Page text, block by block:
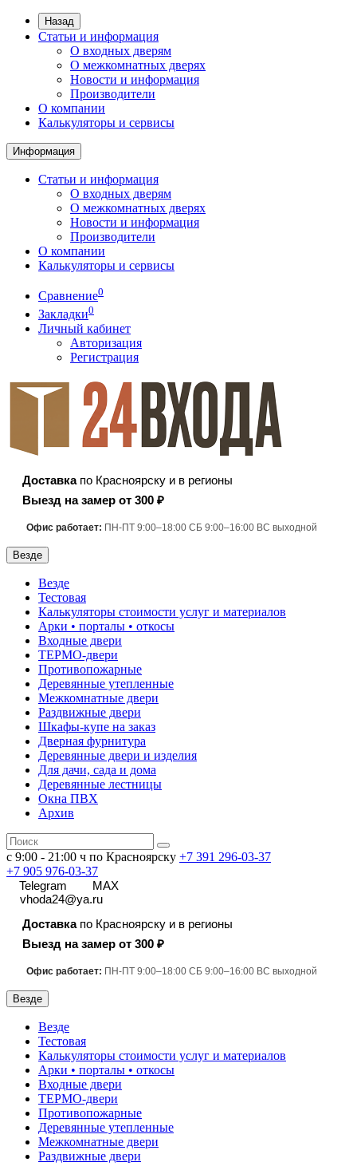
Назад
Статьи и информация
О входных дверям
О межкомнатных дверях
Новости и информация
Производители
О компании
Калькуляторы и сервисы
Информация
Статьи и информация
О входных дверям
О межкомнатных дверях
Новости и информация
Производители
О компании
Калькуляторы и сервисы
Сравнение0
Закладки0
Личный кабинет
Авторизация
Регистрация
Доставкапо Красноярску и в регионы
Выезд на замер от 300 ₽
Офис работает: ПН-ПТ 9:00–18:00 СБ 9:00–16:00 ВС выходной
Везде
Везде
Тестовая
Калькуляторы стоимости услуг и материалов
Арки • порталы • откосы
Входные двери
ТЕРМО-двери
Противопожарные
Деревянные утепленные
Межкомнатные двери
Раздвижные двери
Шкафы-купе на заказ
Дверная фурнитура
Деревянные двери и изделия
Для дачи, сада и дома
Деревянные лестницы
Окна ПВХ
Архив
с 9:00 - 21:00 ч по Красноярску +7 391 296-03-37
+7 905 976-03-37
Telegram
MAX
vhoda24@ya.ru
Доставкапо Красноярску и в регионы
Выезд на замер от 300 ₽
Офис работает: ПН-ПТ 9:00–18:00 СБ 9:00–16:00 ВС выходной
Везде
Везде
Тестовая
Калькуляторы стоимости услуг и материалов
Арки • порталы • откосы
Входные двери
ТЕРМО-двери
Противопожарные
Деревянные утепленные
Межкомнатные двери
Раздвижные двери